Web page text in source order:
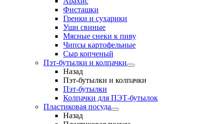
Фисташки
Гренки и сухарики
Уши свиные
Мясные снеки к пиву
Чипсы картофельные
Сыр копченый
Пэт-бутылки и колпачки
Назад
Пэт-бутылки и колпачки
Пэт-бутылки
Колпачки для ПЭТ-бутылок
Пластиковая посуда
Назад